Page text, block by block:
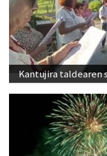
Kantujira taldearen